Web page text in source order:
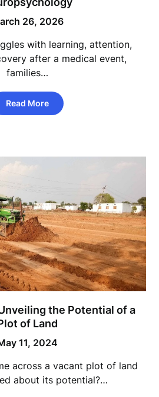
26, 2026
with learning, attention,
after a medical event,
families…
Read More
the Potential of a
of Land
11, 2024
across a vacant plot of land
about its potential?…